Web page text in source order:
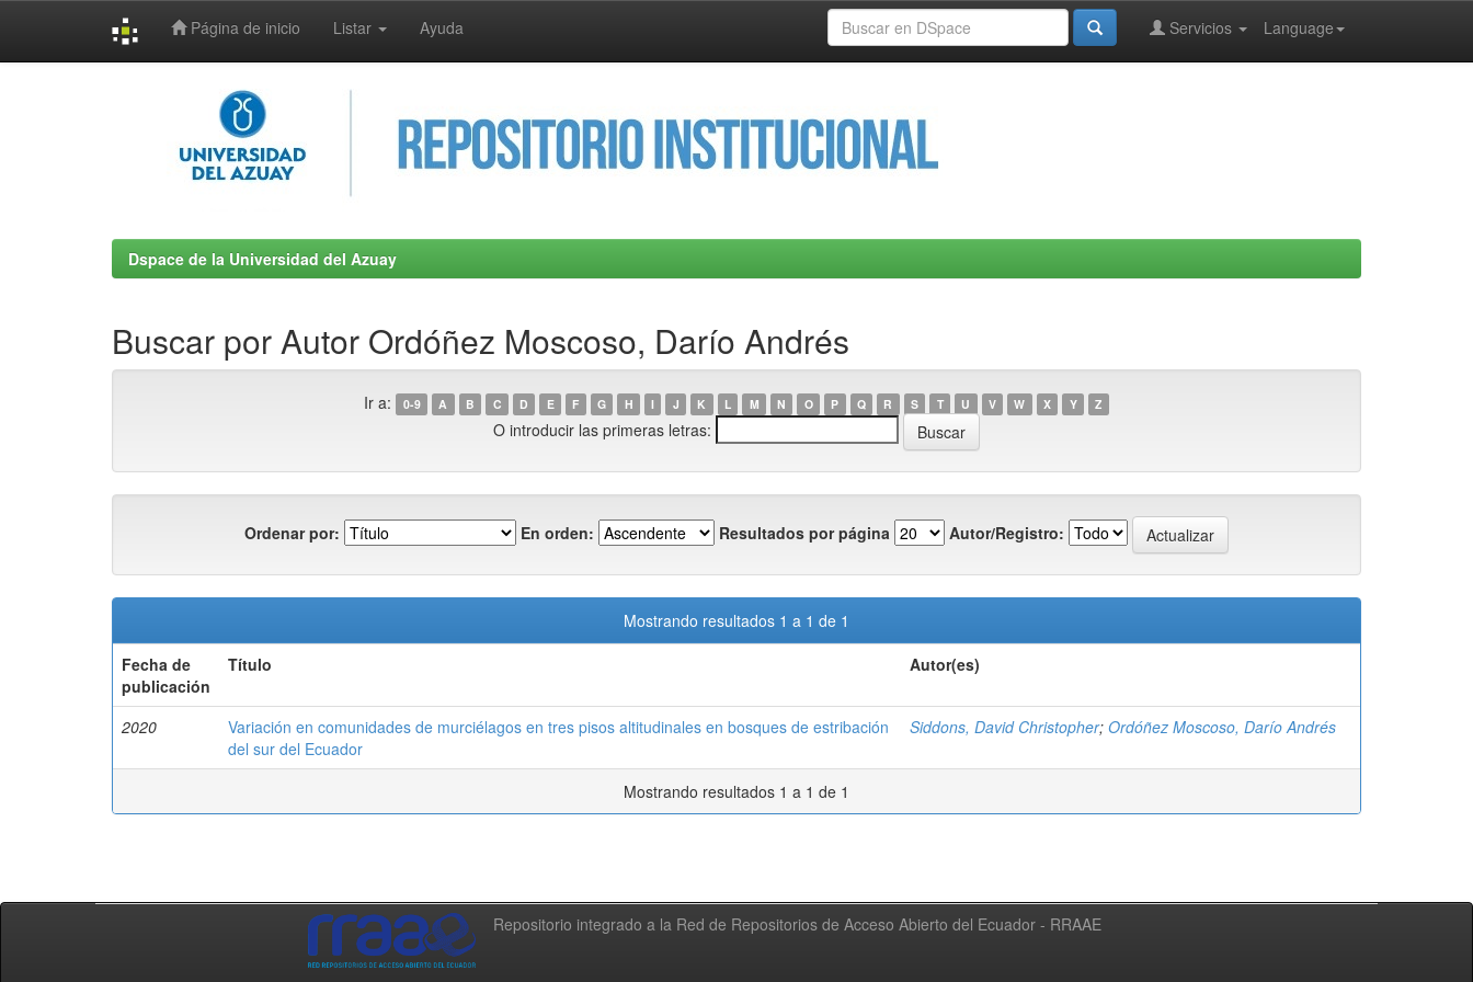
Página de inicio Listar Ayuda Language
Servicios
Dspace de la Universidad del Azuay
Buscar por Autor Ordóñez Moscoso, Darío Andrés
Ir a: 0-9 A B C D E F G H I J K L M N O P Q R S T U V W X Y Z
O introducir las primeras letras:
Ordenar por: En orden: Resultados por página Autor/Registro:
Mostrando resultados 1 a 1 de 1
Fecha de
publicación
Título Autor(es)
2020
Variación en comunidades de murciélagos en tres pisos altitudinales en bosques de estribación
del sur del Ecuador
Siddons, David Christopher; Ordóñez Moscoso, Darío Andrés
Mostrando resultados 1 a 1 de 1
Repositorio integrado a la Red de Repositorios de Acceso Abierto del Ecuador - RRAAE